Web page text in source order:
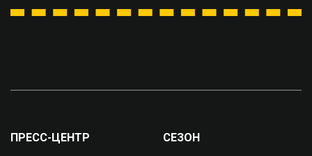
ПРЕСС-ЦЕНТР СЕЗОН